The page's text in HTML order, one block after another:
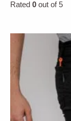
Rated 0 out of 5